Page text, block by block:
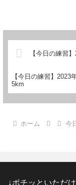
【今日の練習
【今日の練習】
5km
ホーム 今
↓ポチッといただ